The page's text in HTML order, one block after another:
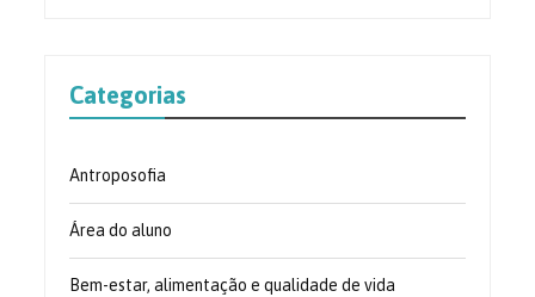
Categorias
Antroposofia
Área do aluno
Bem-estar, alimentação e qualidade de vida